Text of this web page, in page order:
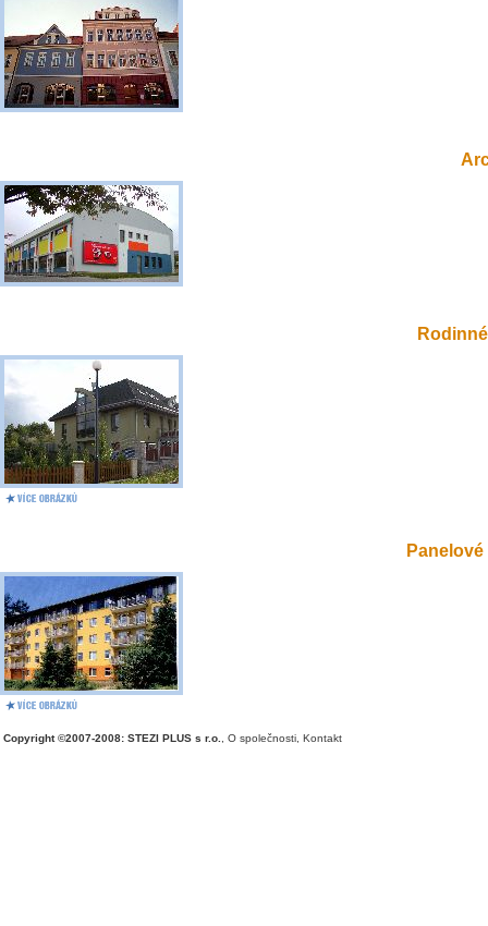
Panelové
Copyright ©2007-2008: STEZI PLUS s r.o. O společnosti Kontakt